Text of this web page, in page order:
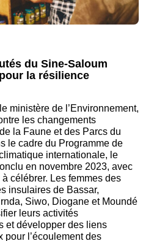
du Sine-Saloum
la résilience
ministère de l’Environnement,
les changements
la Faune et des Parcs du
le cadre du Programme de
internationale, l e
en novembre 2023, avec
célébrer. Les femmes des
insulaires de Bassar,
Siwo, Diogane et Moundé
leurs activités
et développer des liens
pour l’écoulement des